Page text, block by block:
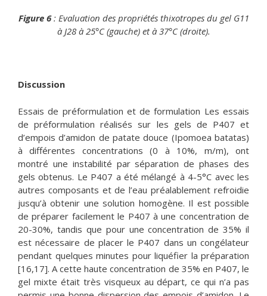
Figure 6: Evaluation des propriétés thixotropes du gel G11
à J28 à 25°C (gauche) et à 37°C (droite).
Discussion
Essais de préformulation et de formulation Les essais
de préformulation réalisés sur les gels de P407 et
d’empois d’amidon de patate douce (Ipomoea batatas)
à différentes concentrations (0 à 10%, m/m), ont
montré une instabilité par séparation de phases des
gels obtenus. Le P407 a été mélangé à 4-5°C avec les
autres composants et de l’eau préalablement refroidie
jusqu’à obtenir une solution homogène. Il est possible
de préparer facilement le P407 à une concentration de
20-30%, tandis que pour une concentration de 35% il
est nécessaire de placer le P407 dans un congélateur
pendant quelques minutes pour liquéfier la préparation
[16,17]. A cette haute concentration de 35% en P407, le
gel mixte était très visqueux au départ, ce qui n’a pas